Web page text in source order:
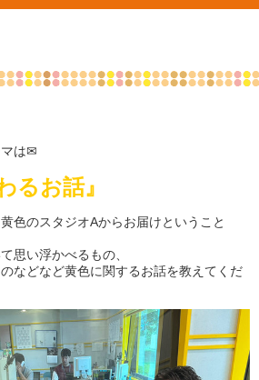
マは✉
るお話』
色のスタジオAからお届けということ
思い浮かべるもの、
などなど黄色に関するお話を教えてくだ